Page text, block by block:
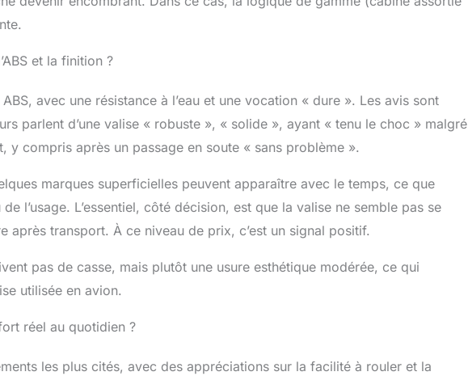
et la finition ?
avec une résistance à l’eau et une vocation « dure ». Les avis sont
parlent d’une valise « robuste », « solide », ayant « tenu le choc » malgré
y compris après un passage en soute « sans problème ».
marques superficielles peuvent apparaître avec le temps, ce que
l’usage. L’essentiel, côté décision, est que la valise ne semble pas se
après transport. À ce niveau de prix, c’est un signal positif.
pas de casse, mais plutôt une usure esthétique modérée, ce qui
utilisée en avion.
réel au quotidien ?
les plus cités, avec des appréciations sur la facilité à rouler et la